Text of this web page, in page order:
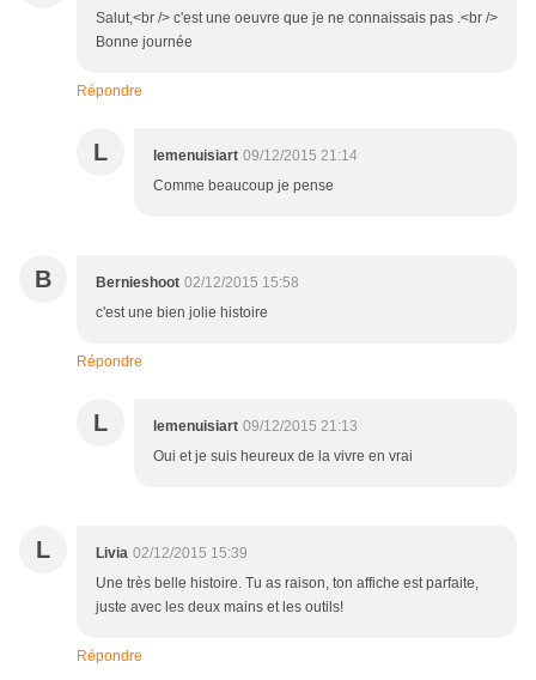
Salut,<br /> c'est une oeuvre que je ne connaissais pas .<br />
Bonne journée
Répondre
L lemenuisiart 09/12/2015 21:14
Comme beaucoup je pense
B Bernieshoot 02/12/2015 15:58
c'est une bien jolie histoire
Répondre
L lemenuisiart 09/12/2015 21:13
Oui et je suis heureux de la vivre en vrai
L Livia 02/12/2015 15:39
Une très belle histoire. Tu as raison, ton affiche est parfaite,
juste avec les deux mains et les outils!
Répondre